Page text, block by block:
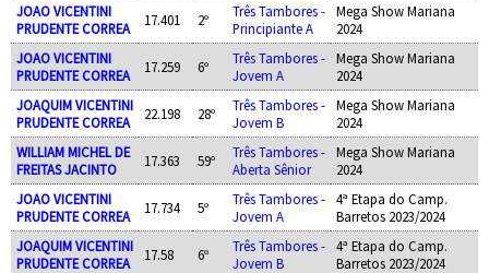
JOAO VICENTINI
PRUDENTE CORREA
17.401 2º
Três Tambores -
Principiante A
Mega Show Mariana
2024
JOAO VICENTINI
PRUDENTE CORREA
17.259 6º
Três Tambores -
Jovem A
Mega Show Mariana
2024
JOAQUIM VICENTINI
PRUDENTE CORREA
22.198 28º
Três Tambores -
Jovem B
Mega Show Mariana
2024
WILLIAM MICHEL DE
FREITAS JACINTO
17.363 59º
Três Tambores -
Aberta Sênior
Mega Show Mariana
2024
JOAO VICENTINI
PRUDENTE CORREA
17.734 5º
Três Tambores -
Jovem A
4ª Etapa do Camp.
Barretos 2023/2024
JOAQUIM VICENTINI
PRUDENTE CORREA
17.58 6º
Três Tambores -
Jovem B
4ª Etapa do Camp.
Barretos 2023/2024